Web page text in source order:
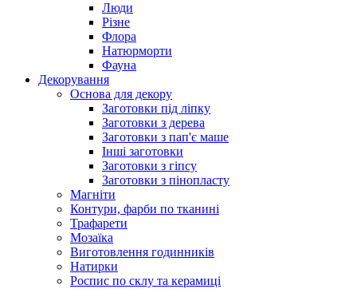
Люди
Різне
Флора
Натюрморти
Фауна
Декорування
Основа для декору
Заготовки під ліпку
Заготовки з дерева
Заготовки з пап'є маше
Інші заготовки
Заготовки з гіпсу
Заготовки з пінопласту
Магніти
Контури, фарби по тканині
Трафарети
Мозаїка
Виготовлення годинників
Натирки
Роспис по склу та керамиці